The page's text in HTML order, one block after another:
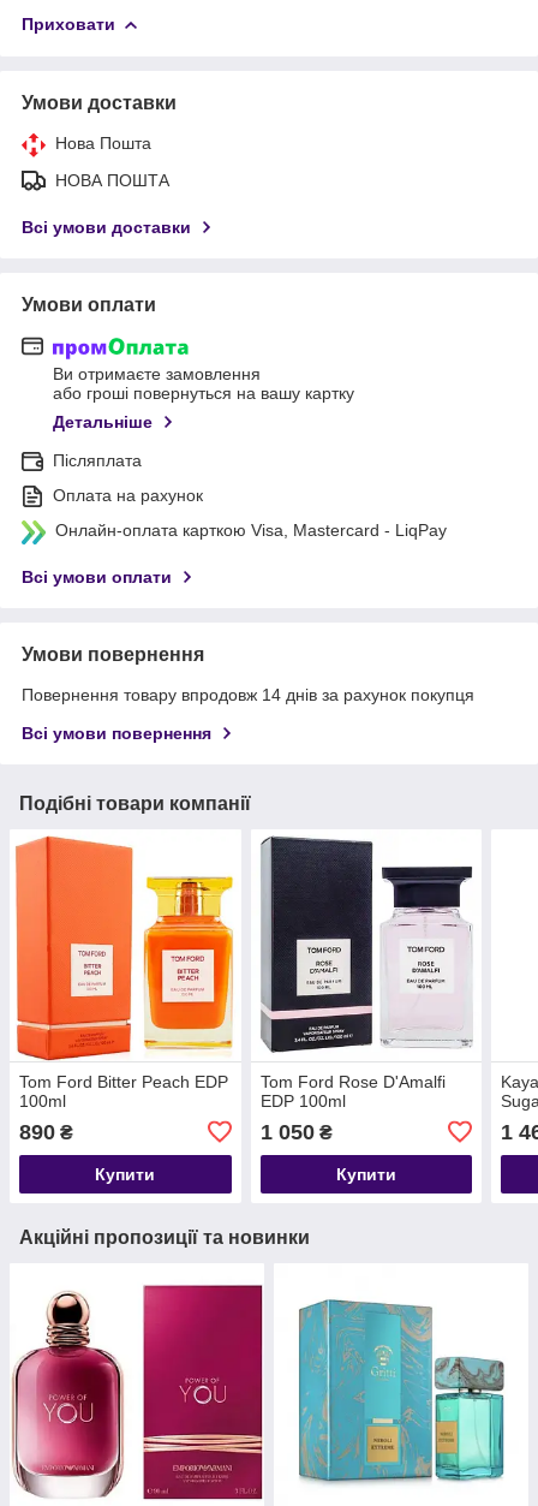
Приховати
Умови доставки
Нова Пошта
НОВА ПОШТА
Всі умови доставки
Умови оплати
Ви отримаєте замовлення
або гроші повернуться на вашу картку
Детальніше
Післяплата
Оплата на рахунок
Онлайн-оплата карткою Visa, Mastercard - LiqPay
Всі умови оплати
Умови повернення
Повернення товару впродовж 14 днів за рахунок покупця
Всі умови повернення
Подібні товари компанії
Tom Ford Bitter Peach EDP
100ml
890 ₴
Купити
Tom Ford Rose D'Amalfi
EDP 100ml
1 050₴
Купити
1
Акційні пропозиції та новинки